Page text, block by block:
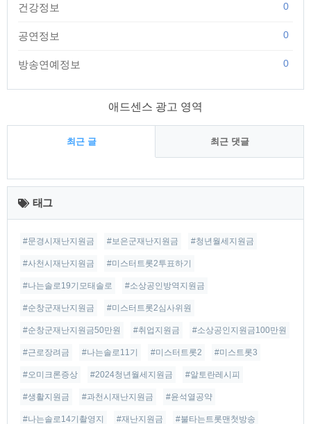
건강정보 0
공연정보 0
방송연예정보 0
애드센스 광고 영역
최근 글 최근 댓글
최
근
글
태그
#문경시재난지원금 #보은군재난지원금 #청년월세지원금
#사천시재난지원금 #미스터트롯2투표하기
#나는솔로19기모태솔로 #소상공인방역지원금
#순창군재난지원금 #미스터트롯2심사위원
#순창군재난지원금50만원 #취업지원금 #소상공인지원금100만원
#근로장려금 #나는솔로11기 #미스터트롯2 #미스트롯3
#오미크론증상 #2024청년월세지원금 #알토란레시피
#생활지원금 #과천시재난지원금 #윤석열공약
#나는솔로14기촬영지 #재난지원금 #불타는트롯맨첫방송